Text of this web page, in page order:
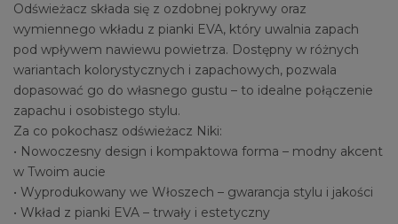
Odświeżacz składa się z ozdobnej pokrywy oraz
wymiennego wkładu z pianki EVA, który uwalnia zapach
pod wpływem nawiewu powietrza. Dostępny w różnych
wariantach kolorystycznych i zapachowych, pozwala
dopasować go do własnego gustu – to idealne połączenie
zapachu i osobistego stylu.
Za co pokochasz odświeżacz Niki:
• Nowoczesny design i kompaktowa forma – modny akcent
w Twoim aucie
• Wyprodukowany we Włoszech – gwarancja stylu i jakości
• Wkład z pianki EVA – trwały i estetyczny